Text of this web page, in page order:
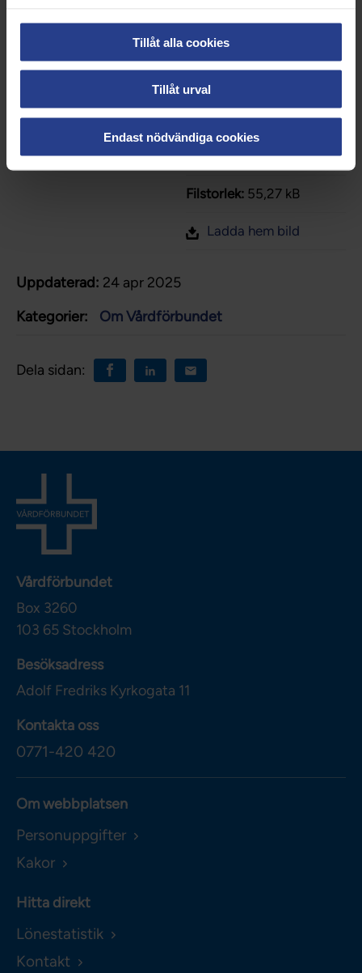
Tillåt alla cookies
Tillåt urval
Endast nödvändiga cookies
färg. png-fil, RGB, digital
användning
Vårdförbundet
Bredd & Höjd:
4500x1070px
Filstorlek: 55,27 kB
Ladda hem bild
Uppdaterad: 24 apr 2025
Kategorier:
Om Vårdförbundet
Dela sidan:
Vårdförbundet
Box 3260
103 65 Stockholm
Besöksadress
Adolf Fredriks Kyrkogata 11
Kontakta oss
0771-420 420
Om webbplatsen
Personuppgifter
Kakor
Hitta direkt
Lönestatistik
Kontakt